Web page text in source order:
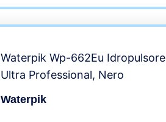
Waterpik Wp-662Eu Idropulsore
Ultra Professional, Nero
Waterpik